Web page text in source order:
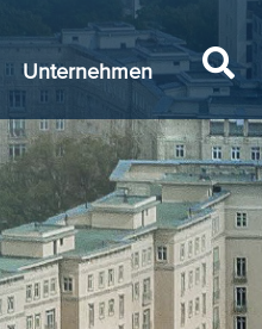
Unternehmen